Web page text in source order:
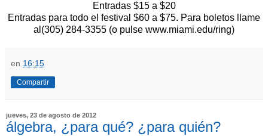
Entradas $15 a $20
Entradas para todo el festival $60 a $75. Para boletos llame
al(305) 284-3355 (o pulse www.miami.edu/ring)
en 16:15
Compartir
jueves, 23 de agosto de 2012
álgebra, ¿para qué? ¿para quién?